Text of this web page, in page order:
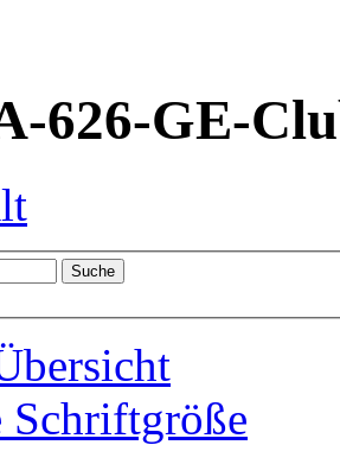
626-GE-
Schriftgröße